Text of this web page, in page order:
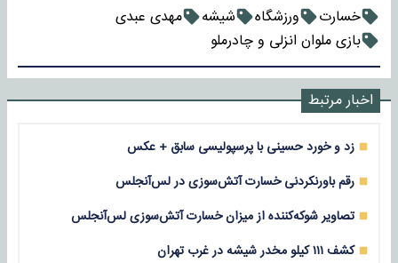
خسارت ورزشگاه شیشه
مهدی عبدی
بازی ملوان انزلی و چادرملو
اخبار مرتبط
زد و خورد حسینی با پرسپولیسی سابق + عکس
رقم باورنکردنی خسارت آتش‌سوزی در لس‌آنجلس
تصاویر شوکه‌کننده از میزان خسارت آتش‌سوزی لس‌آنجلس
کشف ۱۱۱ کیلو مخدر شیشه در غرب تهران